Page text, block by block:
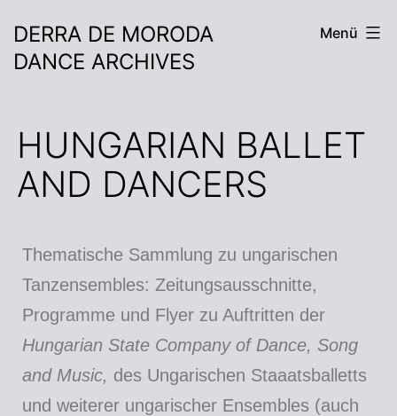
DERRA DE MORODA
DANCE ARCHIVES
Menü
HUNGARIAN BALLET
AND DANCERS
Thematische Sammlung zu ungarischen
Tanzensembles: Zeitungsausschnitte,
Programme und Flyer zu Auftritten der
Hungarian State Company of Dance, Song
and Music, des Ungarischen Staaatsballetts
und weiterer ungarischer Ensembles (auch